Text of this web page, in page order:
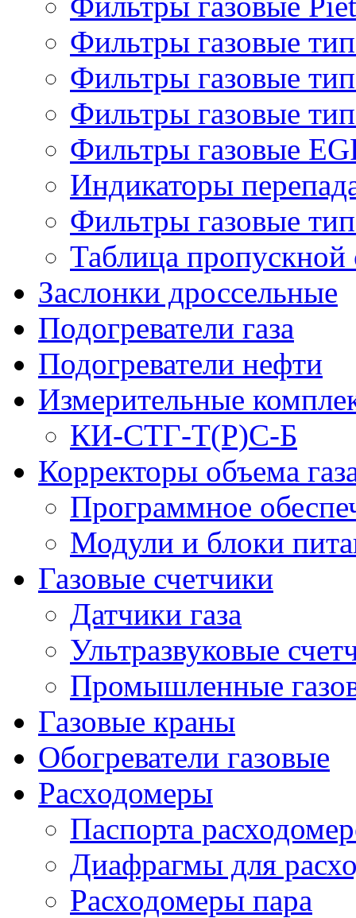
Фильтры газовые
Фильтры газовые
Фильтры газовые
Фильтры газовые
Индикаторы
Фильтры газовые
Таблица пропускной
Заслонки дроссельные
Подогреватели газа
Подогреватели нефти
Измерительные
КИ-СТГ-Т(Р)С-Б
Корректоры объема
Программное
Модули и блоки
Газовые счетчики
Датчики газа
Ультразвуковые
Промышленные
Газовые краны
Обогреватели газовые
Расходомеры
Паспорта
Диафрагмы для
Расходомеры пара